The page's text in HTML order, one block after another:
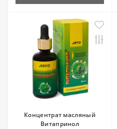
Концентрат масляный
Витапринол